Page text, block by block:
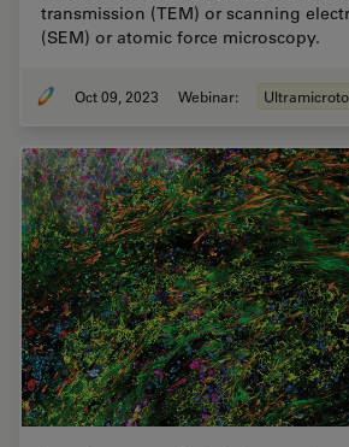
transmission (TEM) or scanning
(SEM) or atomic force microscopy.
Oct 09, 2023 Webinar: